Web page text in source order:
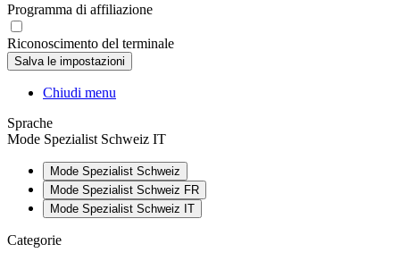
Programma di affiliazione
Riconoscimento del terminale
Chiudi menu
Sprache
Mode Spezialist Schweiz IT
Mode Spezialist Schweiz
Mode Spezialist Schweiz FR
Mode Spezialist Schweiz IT
Categorie